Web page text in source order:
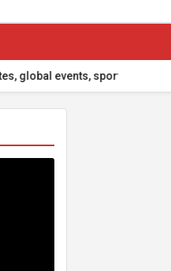
sports scores, and